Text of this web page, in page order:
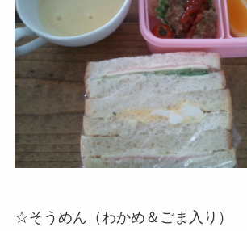
☆そうめん（わかめ＆ごま入り）